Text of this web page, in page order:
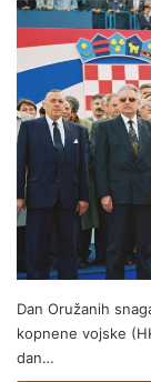
Dan Oružanih
kopnene vojske
dan…